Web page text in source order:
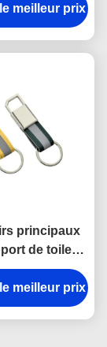
en métal
de trapèze
meilleur prix
principaux
de toile
d'épaisseur
clés 9mm de
rupture en
meilleur prix